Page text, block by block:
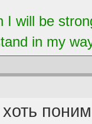
I will be
in my